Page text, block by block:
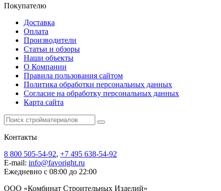
Покупателю
Доставка
Оплата
Производители
Статьи и обзоры
Наши объекты
О Компании
Правила пользования сайтом
Политика обработки персональных данных
Согласие на обработку персональных данных
Карта сайта
Контакты
8 800 505-54-92, +7 495 638-54-92
E-mail: info@favoright.ru
Ежедневно с 08:00 до 22:00
ООО «Комбинат Строительных Изделий»